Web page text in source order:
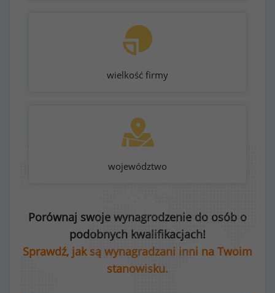
wielkość firmy
województwo
Porównaj swoje wynagrodzenie do osób o
podobnych kwalifikacjach!
Sprawdź, jak są wynagradzani inni na Twoim
stanowisku.